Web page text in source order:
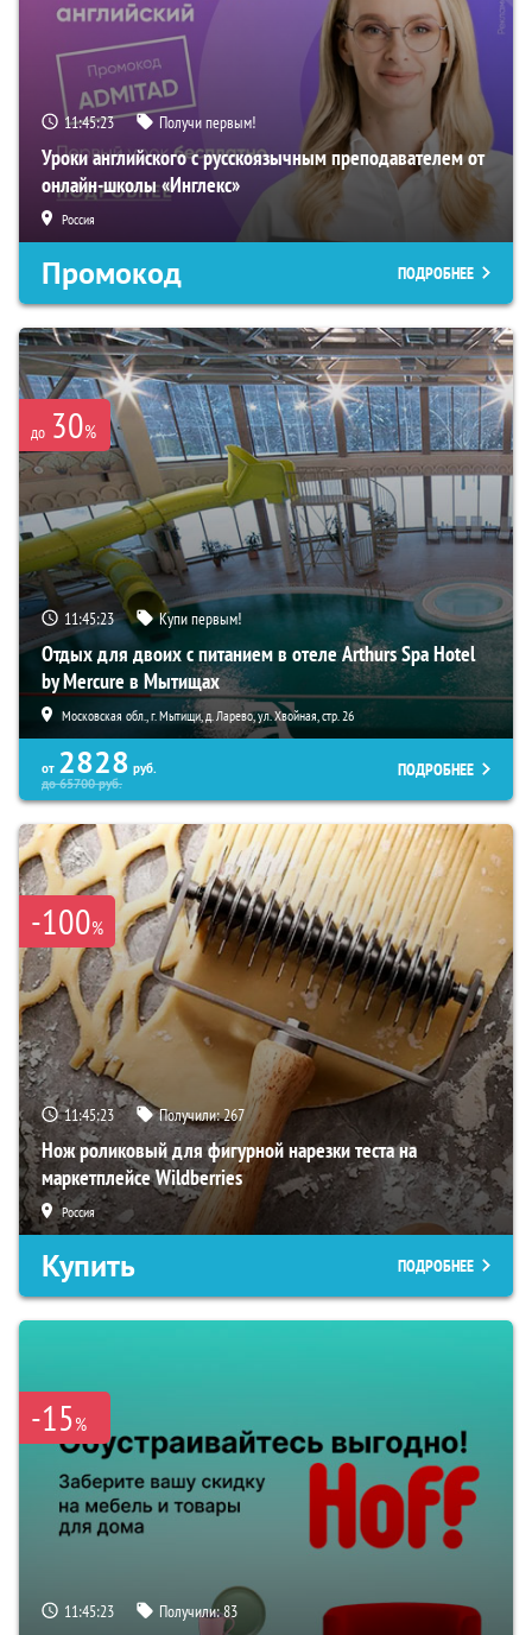
11:45:22 Получи первым!
Уроки английского с русскоязычным преподавателем от
онлайн-школы «Инглекс»
Россия
Промокод ПОДРОБНЕЕ
до 30%
11:45:22 Купи первым!
Отдых для двоих с питанием в отеле Arthurs Spa Hotel
by Mercure в Мытищах
Московская обл., г. Мытищи, д. Ларево, ул. Хвойная, стр. 26
от 2828 руб.
до65700руб.
ПОДРОБНЕЕ
-100%
11:45:22 Получили:267
Нож роликовый для фигурной нарезки теста на
маркетплейсе Wildberries
Россия
Купить ПОДРОБНЕЕ
-15%
11:45:22 Получили:83